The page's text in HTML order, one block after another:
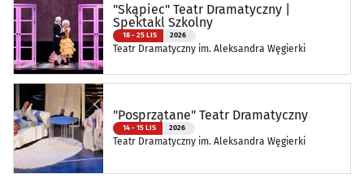
"Skąpiec" Teatr Dramatyczny |
Spektakl Szkolny
18 - 25 LIS 2026
Teatr Dramatyczny im. Aleksandra Węgierki
"Posprzątane" Teatr Dramatyczny
14 - 15 LIS 2026
Teatr Dramatyczny im. Aleksandra Węgierki